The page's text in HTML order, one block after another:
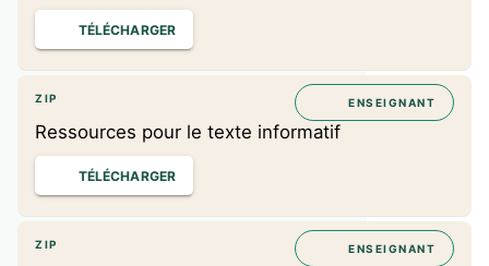
TÉLÉCHARGER
ZIP
Ressources pour le texte informatif
ENSEIGNANT
TÉLÉCHARGER
ZIP ENSEIGNANT